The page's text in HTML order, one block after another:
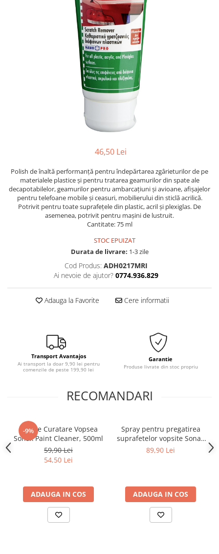
Parasolare si jaluzele
46,50 Lei
Polish de înaltă performanță pentru îndepărtarea zgârieturilor de pe
materialele plastice și pentru tratarea geamurilor din spate ale
decapotabilelor, geamurilor pentru ambarcațiuni și avioane, afișajelor
pentru telefoane mobile și ceasuri, mobilierului din sticlă acrilică.
Potrivit pentru toate suprafețele din plastic, acril și plexiglas. De
asemenea, potrivit pentru mașini de lustruit.
Cantitate: 75 ml
STOC EPUIZAT
Durata de livrare: 1-3 zile
Cod Produs: ADH0217MRI
Ai nevoie de ajutor? 0774.936.829
Adauga la Favorite Cere informatii
Transport Avantajos
Ai transport la doar 9,90 lei pentru
comenzile de peste 199,90 lei
Garantie
Produse livrate din stoc propriu
RECOMANDARI
-9%
Solutie Curatare Vopsea
Sonax Paint Cleaner, 500ml
59,90 Lei
54,50 Lei
ADAUGA IN COS
Spray pentru pregatirea
suprafetelor vopsite Sonax
Profiline Finish Control,
89,90 Lei
ADAUGA IN COS